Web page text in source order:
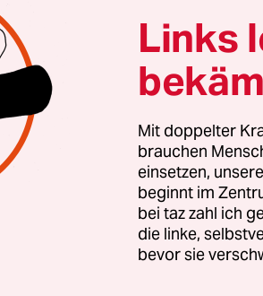
eine Konfrontation im
eine „angemessene
York Times
am Donnerstag
Ausnahmen“
„andere Länder“
Kriterium sei dabei die
Links
Mit doppelter
brauchen
einsetzen,
beginnt im
bei taz zahl ich
die linke,
bevor sie